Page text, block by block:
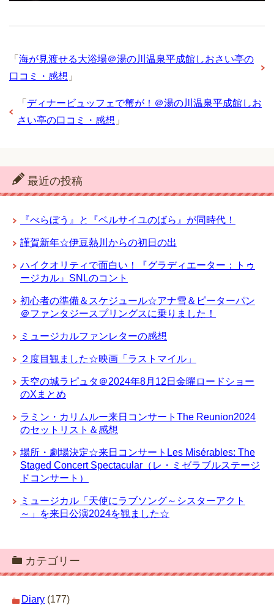
「 海が見渡せる大浴場＠湯の川温泉平成館しおさい亭の
口コミ・感想 」
「 ディナービュッフェで蟹が！＠湯の川温泉平成館しお
さい亭の口コミ・感想 」
最近の投稿
『べらぼう』と『ベルサイユのばら』が同時代！
謹賀新年☆伊豆熱川からの初日の出
ハイクオリティで面白い！『グラディエーター：トゥ
ージカル』SNLのコント
初心者の準備＆スケジュール☆アナ雪＆ピーターパン
＠ファンタジースプリングスに乗りました！
ミュージカルファンレターの感想
２度目観ました☆映画「ラストマイル」
天空の城ラピュタ＠2024年8月12日金曜ロードショー
のXまとめ
ラミン・カリムルー来日コンサートThe Reunion2024
のセットリスト＆感想
場所・劇場決定☆来日コンサートLes Misérables: The
Staged Concert Spectacular（レ・ミゼラブルステージ
ドコンサート）
ミュージカル「天使にラブソング～シスターアクト
～」を来日公演2024を観ました☆
カテゴリー
Diary (177)